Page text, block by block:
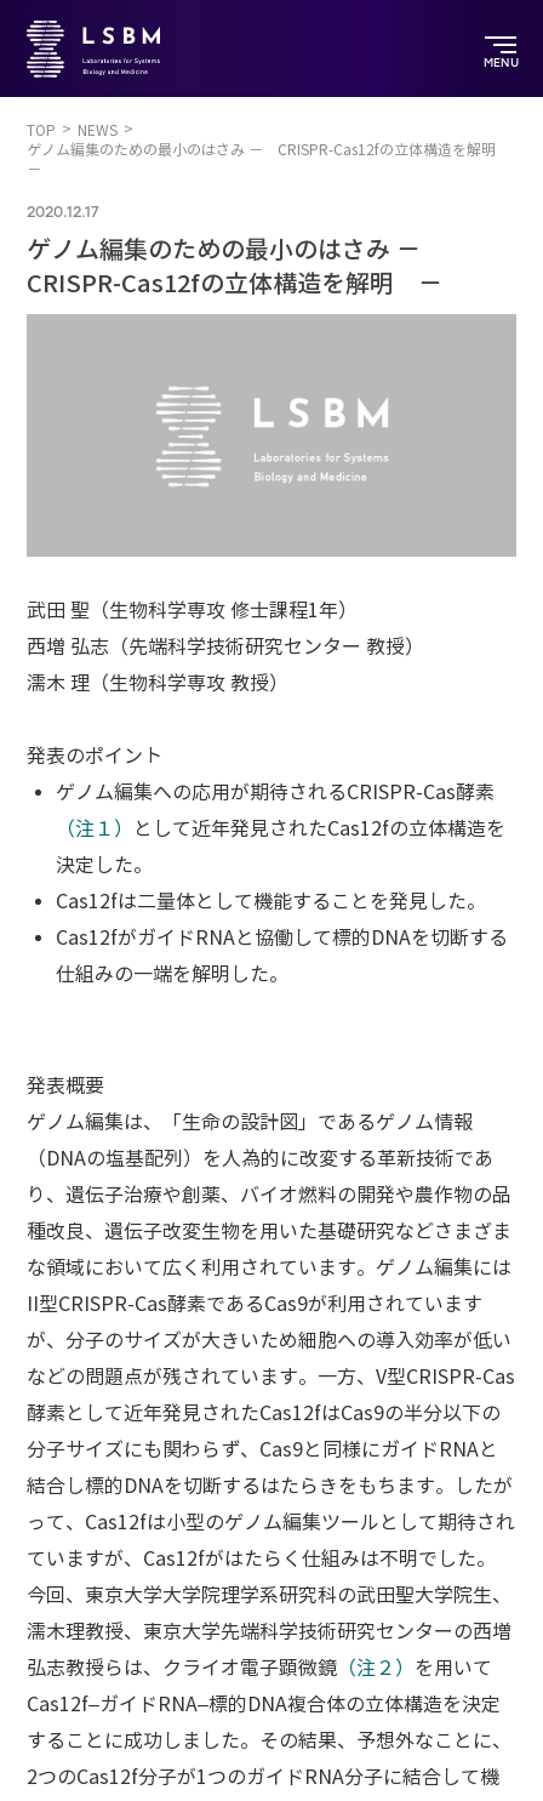
MENU
TOP
NEWS
ゲノム編集のための最小のはさみ － CRISPR-Cas12fの立体構造を解明
－
2020.12.17
ゲノム編集のための最小のはさみ －
CRISPR-Cas12fの立体構造を解明 －
武田 聖（生物科学専攻 修士課程1年）
西増 弘志（先端科学技術研究センター 教授）
濡木 理（生物科学専攻 教授）
発表のポイント
ゲノム編集への応用が期待されるCRISPR-Cas酵素
（注１）
として近年発見されたCas12fの立体構造を
決定した。
Cas12fは二量体として機能することを発見した。
Cas12fがガイドRNAと協働して標的DNAを切断する
仕組みの一端を解明した。
発表概要
ゲノム編集は、「生命の設計図」であるゲノム情報
（DNAの塩基配列）を人為的に改変する革新技術であ
り、遺伝子治療や創薬、バイオ燃料の開発や農作物の品
種改良、遺伝子改変生物を用いた基礎研究などさまざま
な領域において広く利用されています。ゲノム編集には
II型CRISPR-Cas酵素であるCas9が利用されています
が、分子のサイズが大きいため細胞への導入効率が低い
などの問題点が残されています。一方、V型CRISPR-Cas
酵素として近年発見されたCas12fはCas9の半分以下の
分子サイズにも関わらず、Cas9と同様にガイドRNAと
結合し標的DNAを切断するはたらきをもちます。したが
って、Cas12fは小型のゲノム編集ツールとして期待され
ていますが、Cas12fがはたらく仕組みは不明でした。
今回、東京大学大学院理学系研究科の武田聖大学院生、
濡木理教授、東京大学先端科学技術研究センターの西増
弘志教授らは、クライオ電子顕微鏡 （注２） を用いて
Cas12f–ガイドRNA–標的DNA複合体の立体構造を決定
することに成功しました。その結果、予想外なことに、
2つのCas12f分子が1つのガイドRNA分子に結合して機